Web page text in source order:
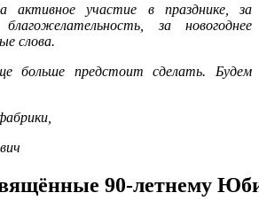
активное участие в празднике, за
за новогоднее
слова.
больше предстоит сделать. Будем
90-летнему